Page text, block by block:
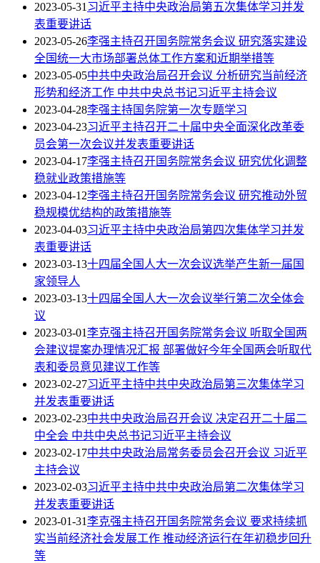
2023-05-31习近平主持中央政治局第五次集体学习并发
表重要讲话
2023-05-26李强主持召开国务院常务会议 研究落实建设
全国统一大市场部署总体工作方案和近期举措等
2023-05-05中共中央政治局召开会议 分析研究当前经济
形势和经济工作 中共中央总书记习近平主持会议
2023-04-28李强主持国务院第一次专题学习
2023-04-23习近平主持召开二十届中央全面深化改革委
员会第一次会议并发表重要讲话
2023-04-17李强主持召开国务院常务会议 研究优化调整
稳就业政策措施等
2023-04-12李强主持召开国务院常务会议 研究推动外贸
稳规模优结构的政策措施等
2023-04-03习近平主持中央政治局第四次集体学习并发
表重要讲话
2023-03-13十四届全国人大一次会议选举产生新一届国
家领导人
2023-03-13十四届全国人大一次会议举行第二次全体会
议
2023-03-01李克强主持召开国务院常务会议 听取全国两
会建议提案办理情况汇报 部署做好今年全国两会听取代
表和委员意见建议工作等
2023-02-27习近平主持中共中央政治局第三次集体学习
并发表重要讲话
2023-02-23中共中央政治局召开会议 决定召开二十届二
中全会 中共中央总书记习近平主持会议
2023-02-17中共中央政治局常务委员会召开会议 习近平
主持会议
2023-02-03习近平主持中共中央政治局第二次集体学习
并发表重要讲话
2023-01-31李克强主持召开国务院常务会议 要求持续抓
实当前经济社会发展工作 推动经济运行在年初稳步回升
等